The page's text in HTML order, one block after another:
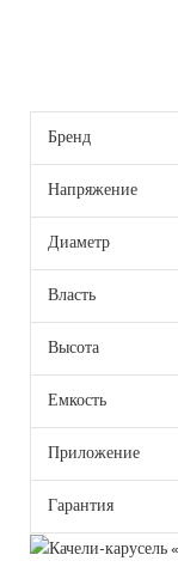
Бренд
Напряжение
Диаметр
Власть
Высота
Емкость
Приложение
Гарантия